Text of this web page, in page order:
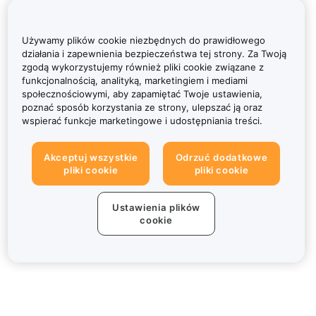
Używamy plików cookie niezbędnych do prawidłowego
działania i zapewnienia bezpieczeństwa tej strony. Za Twoją
zgodą wykorzystujemy również pliki cookie związane z
funkcjonalnością, analityką, marketingiem i mediami
społecznościowymi, aby zapamiętać Twoje ustawienia,
poznać sposób korzystania ze strony, ulepszać ją oraz
wspierać funkcje marketingowe i udostępniania treści.
Akceptuj wszystkie
pliki cookie
Odrzuć dodatkowe
pliki cookie
Ustawienia plików
cookie